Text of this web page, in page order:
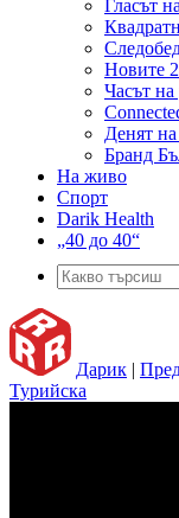
Гласът
Новите
Часът на
Денят на
Бранд
На живо
Спорт
Darik Health
„40 до 40“
Дарик |
Турийска